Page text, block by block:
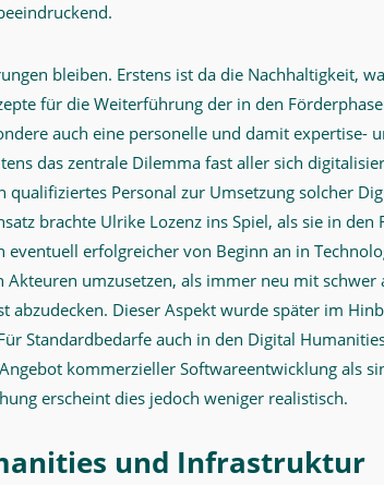
bleiben. Erstens ist da die Nachhaltigkeit,
für die Weiterführung der in den
auch eine personelle und damit expertise-
das zentrale Dilemma fast aller sich
qualifiziertes Personal zur Umsetzung solcher
brachte Ulrike Lozenz ins Spiel, als sie in
eventuell erfolgreicher von Beginn an in
umzusetzen, als immer neu mit schwer
abzudecken. Dieser Aspekt wurde später im
Standardbedarfe auch in den Digital
kommerzieller Softwareentwicklung als
erscheint dies jedoch weniger realistisch.
und Infrastruktur